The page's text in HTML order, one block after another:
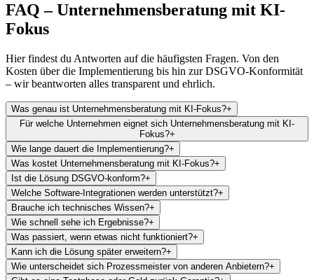
FAQ –Unternehmensberatung mit KI-
Fokus
Hier findest du Antworten auf die häufigsten Fragen. Von den
Kosten über die Implementierung bis hin zur DSGVO-Konformität
– wir beantworten alles transparent und ehrlich.
Was genau ist Unternehmensberatung mit KI-Fokus?+
Für welche Unternehmen eignet sich Unternehmensberatung mit KI-
Fokus?+
Wie lange dauert die Implementierung?+
Was kostet Unternehmensberatung mit KI-Fokus?+
Ist die Lösung DSGVO-konform?+
Welche Software-Integrationen werden unterstützt?+
Brauche ich technisches Wissen?+
Wie schnell sehe ich Ergebnisse?+
Was passiert, wenn etwas nicht funktioniert?+
Kann ich die Lösung später erweitern?+
Wie unterscheidet sich Prozessmeister von anderen Anbietern?+